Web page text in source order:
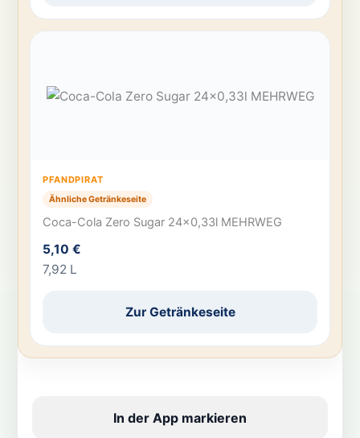
PFANDPIRAT
Ähnliche Getränkeseite
Coca-Cola Zero Sugar 24×0,33l MEHRWEG
5,10 €
7,92 L
Zur Getränkeseite
In der App markieren